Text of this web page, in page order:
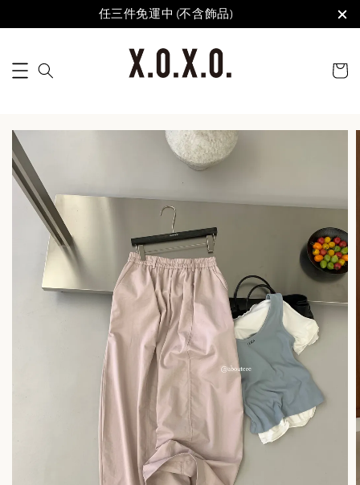
任三件免運中 (不含飾品)